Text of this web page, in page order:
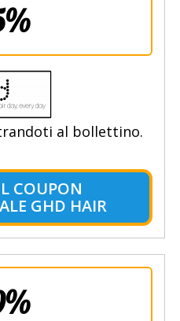
al bollettino.
COUPON
GHD HAIR